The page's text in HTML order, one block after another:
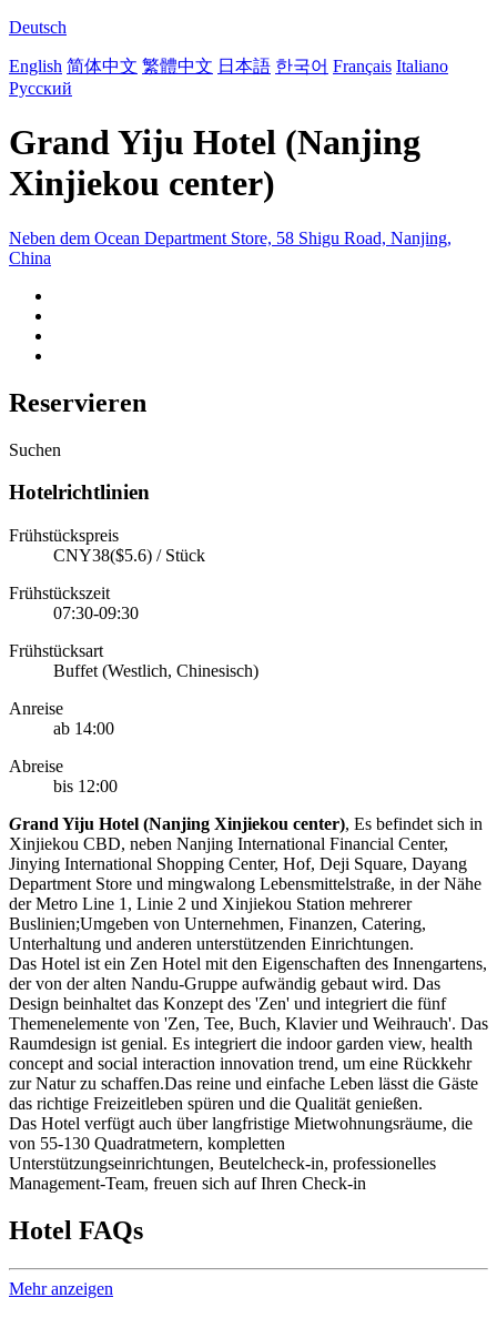
Deutsch
English 简体中文 繁體中文 日本語 한국어 Français Italiano
Русский
Grand Yiju Hotel (Nanjing
Xinjiekou center)
Neben dem Ocean Department Store, 58 Shigu Road, Nanjing,
China
Reservieren
Suchen
Hotelrichtlinien
Frühstückspreis
CNY38($5.6) / Stück
Frühstückszeit
07:30-09:30
Frühstücksart
Buffet (Westlich, Chinesisch)
Anreise
ab 14:00
Abreise
bis 12:00
Grand Yiju Hotel (Nanjing Xinjiekou center), Es befindet sich in
Xinjiekou CBD, neben Nanjing International Financial Center,
Jinying International Shopping Center, Hof, Deji Square, Dayang
Department Store und mingwalong Lebensmittelstraße, in der Nähe
der Metro Line 1, Linie 2 und Xinjiekou Station mehrerer
Buslinien;Umgeben von Unternehmen, Finanzen, Catering,
Unterhaltung und anderen unterstützenden Einrichtungen.
Das Hotel ist ein Zen Hotel mit den Eigenschaften des Innengartens,
der von der alten Nandu-Gruppe aufwändig gebaut wird. Das
Design beinhaltet das Konzept des 'Zen' und integriert die fünf
Themenelemente von 'Zen, Tee, Buch, Klavier und Weihrauch'. Das
Raumdesign ist genial. Es integriert die indoor garden view, health
concept and social interaction innovation trend, um eine Rückkehr
zur Natur zu schaffen.Das reine und einfache Leben lässt die Gäste
das richtige Freizeitleben spüren und die Qualität genießen.
Das Hotel verfügt auch über langfristige Mietwohnungsräume, die
von 55-130 Quadratmetern, kompletten
Unterstützungseinrichtungen, Beutelcheck-in, professionelles
Management-Team, freuen sich auf Ihren Check-in
Hotel FAQs
Mehr anzeigen